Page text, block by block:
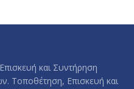
και Συντήρηση
Τοποθέτηση, Επισκευή και